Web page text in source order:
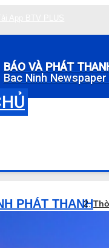
BÁO VÀ PHÁT
Bac Ninh
PHÁT THANH